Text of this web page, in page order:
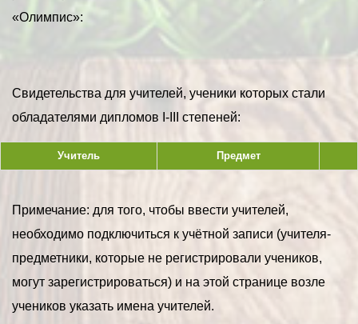
«Олимпис»:
Свидетельства для учителей, ученики которых стали
обладателями дипломов I-III степеней:
Учитель Предмет
Примечание: для того, чтобы ввести учителей,
необходимо подключиться к учётной записи (учителя-
предметники, которые не регистрировали учеников,
могут зарегистрироваться) и на этой странице возле
учеников указать имена учителей.